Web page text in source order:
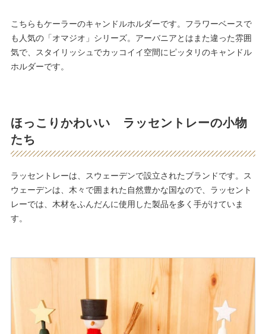
こちらもケーラーのキャンドルホルダーです。フラワーベースで
も人気の「オマジオ」シリーズ。アーバニアとはまた違った雰囲
気で、スタイリッシュでカッコイイ空間にピッタリのキャンドル
ホルダーです。
ほっこりかわいい ラッセントレーの小物
たち
ラッセントレーは、スウェーデンで設立されたブランドです。ス
ウェーデンは、木々で囲まれた自然豊かな国なので、ラッセント
レーでは、木材をふんだんに使用した製品を多く手がけていま
す。